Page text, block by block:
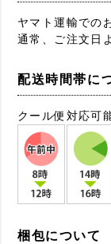
ヤマト運輸での
通常、ご注文日
配送時間帯に
クール便対応可
梱包について